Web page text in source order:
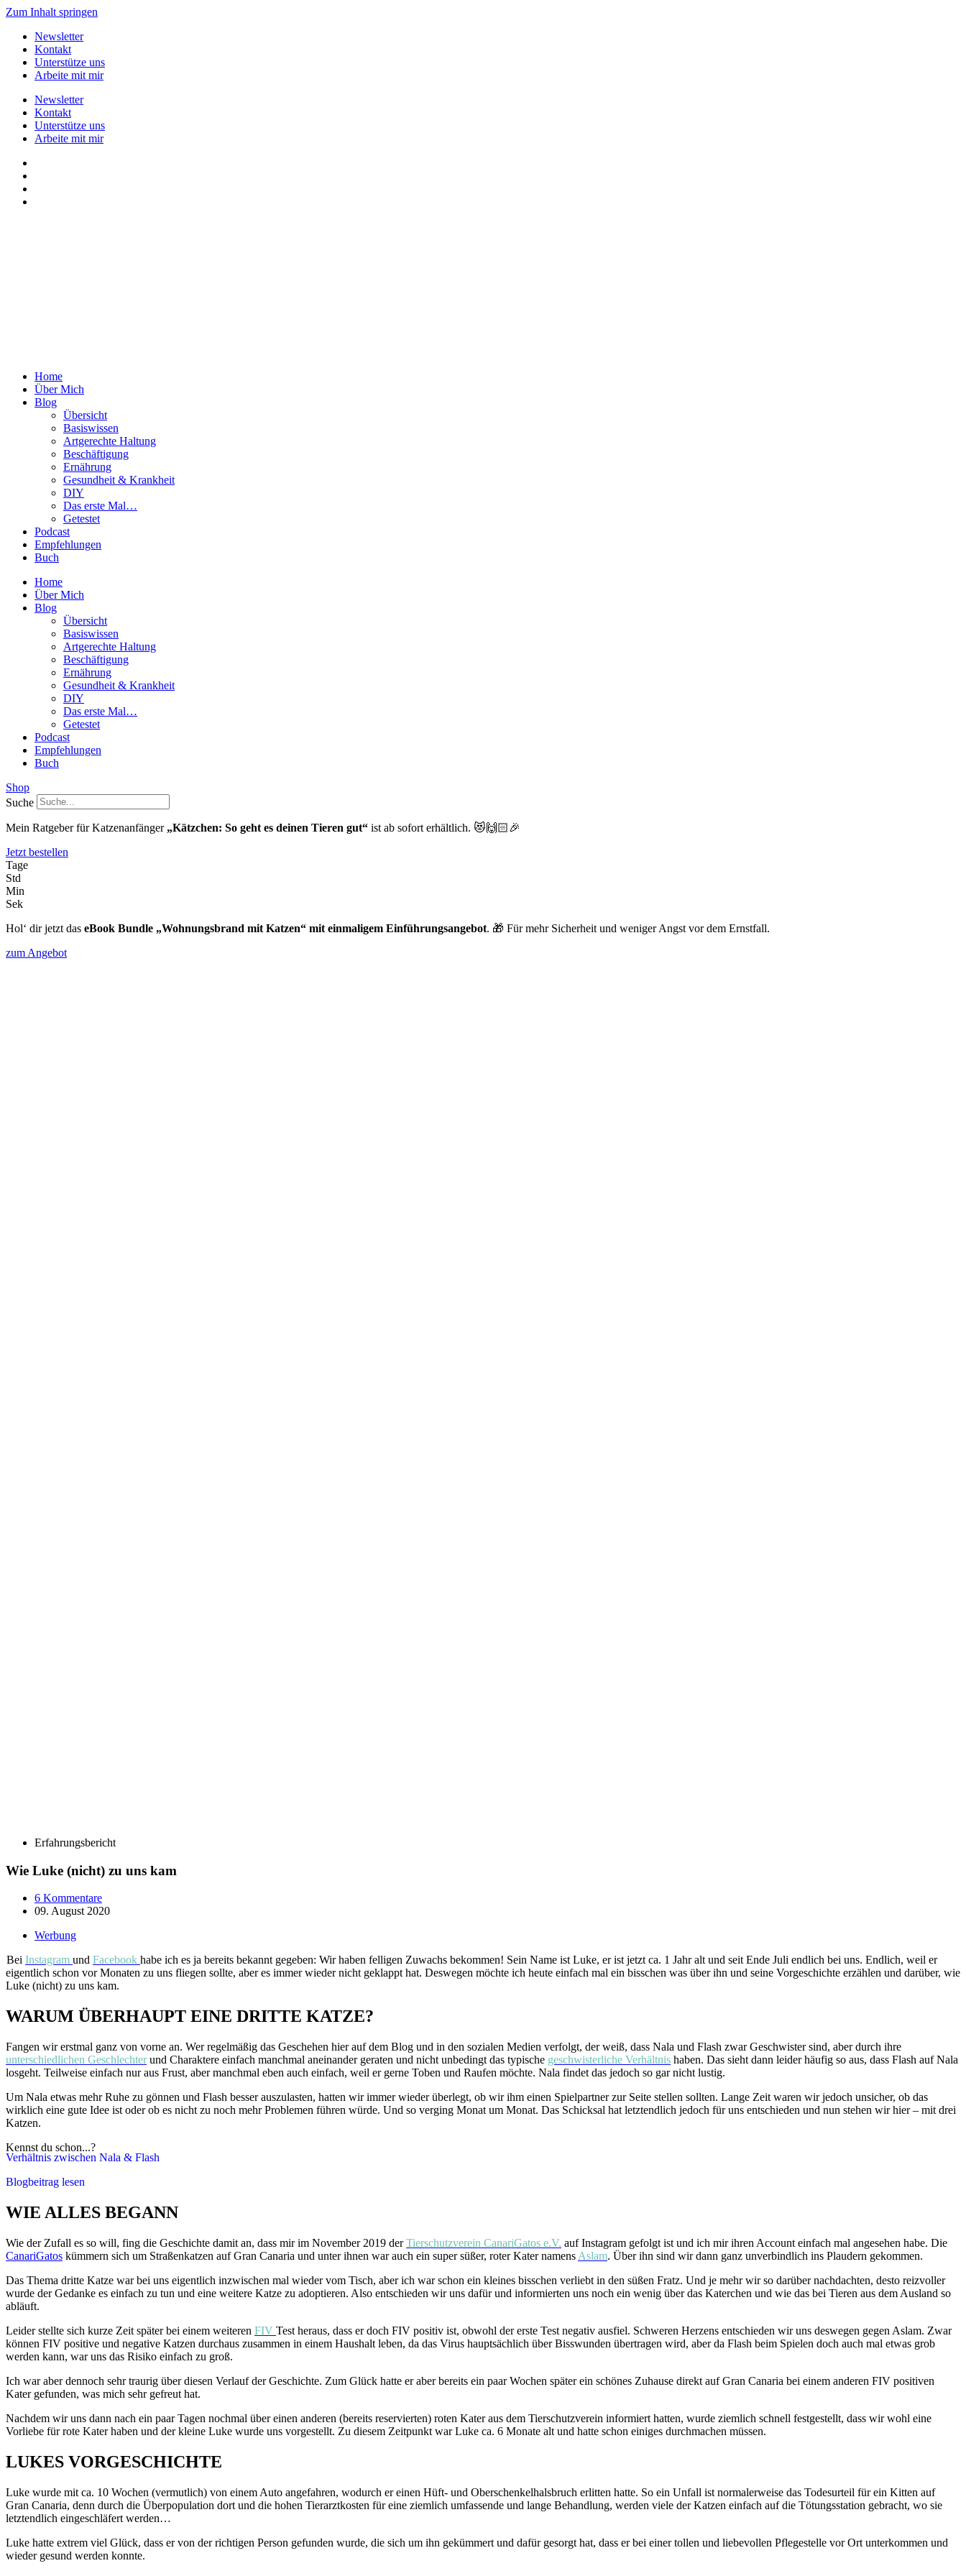
Zum Inhalt springen
Newsletter
Kontakt
Unterstütze uns
Arbeite mit mir
Newsletter
Kontakt
Unterstütze uns
Arbeite mit mir
Home
Über Mich
Blog
Übersicht
Basiswissen
Artgerechte Haltung
Beschäftigung
Ernährung
Gesundheit & Krankheit
DIY
Das erste Mal…
Getestet
Podcast
Empfehlungen
Buch
Home
Über Mich
Blog
Übersicht
Basiswissen
Artgerechte Haltung
Beschäftigung
Ernährung
Gesundheit & Krankheit
DIY
Das erste Mal…
Getestet
Podcast
Empfehlungen
Buch
Shop
Suche
Mein Ratgeber für Katzenanfänger „Kätzchen: So geht es deinen Tieren gut“ ist ab sofort erhältlich. 😻🙌🏻🎉
Jetzt bestellen
Tage
Std
Min
Sek
Hol‘ dir jetzt das eBook Bundle „Wohnungsbrand mit Katzen“ mit einmaligem Einführungsangebot. 🎁 Für mehr Sicherheit und weniger Angst vor dem Ernstfall.
zum Angebot
Erfahrungsbericht
Wie Luke (nicht) zu uns kam
6 Kommentare
09. August 2020
Werbung
Bei Instagram und Facebook habe ich es ja bereits bekannt gegeben: Wir haben felligen Zuwachs bekommen! Sein Name ist Luke, er ist jetzt ca. 1 Jahr alt und seit Ende Juli endlich bei uns. Endlich, weil er
eigentlich schon vor Monaten zu uns fliegen sollte, aber es immer wieder nicht geklappt hat. Deswegen möchte ich heute einfach mal ein bisschen was über ihn und seine Vorgeschichte erzählen und darüber, wie
Luke (nicht) zu uns kam.
WARUM ÜBERHAUPT EINE DRITTE KATZE?
Fangen wir erstmal ganz von vorne an. Wer regelmäßig das Geschehen hier auf dem Blog und in den sozialen Medien verfolgt, der weiß, dass Nala und Flash zwar Geschwister sind, aber durch ihre
unterschiedlichen Geschlechterund Charaktere einfach manchmal aneinander geraten und nicht unbedingt das typische geschwisterliche Verhältnis haben. Das sieht dann leider häufig so aus, dass Flash auf Nala
losgeht. Teilweise einfach nur aus Frust, aber manchmal eben auch einfach, weil er gerne Toben und Raufen möchte. Nala findet das jedoch so gar nicht lustig.
Um Nala etwas mehr Ruhe zu gönnen und Flash besser auszulasten, hatten wir immer wieder überlegt, ob wir ihm einen Spielpartner zur Seite stellen sollten. Lange Zeit waren wir jedoch unsicher, ob das
wirklich eine gute Idee ist oder ob es nicht zu noch mehr Problemen führen würde. Und so verging Monat um Monat. Das Schicksal hat letztendlich jedoch für uns entschieden und nun stehen wir hier – mit drei
Katzen.
Kennst du schon...?
Verhältnis zwischen Nala & Flash
Blogbeitrag lesen
WIE ALLES BEGANN
Wie der Zufall es so will, fing die Geschichte damit an, dass mir im November 2019 derTierschutzverein CanariGatos e.V. auf Instagram gefolgt ist und ich mir ihren Account einfach mal angesehen habe. Die
CanariGatos kümmern sich um Straßenkatzen auf Gran Canaria und unter ihnen war auch ein super süßer, roter Kater namens Aslam. Über ihn sind wir dann ganz unverbindlich ins Plaudern gekommen.
Das Thema dritte Katze war bei uns eigentlich inzwischen mal wieder vom Tisch, aber ich war schon ein kleines bisschen verliebt in den süßen Fratz. Und je mehr wir so darüber nachdachten, desto reizvoller
wurde der Gedanke es einfach zu tun und eine weitere Katze zu adoptieren. Also entschieden wir uns dafür und informierten uns noch ein wenig über das Katerchen und wie das bei Tieren aus dem Ausland so
abläuft.
Leider stellte sich kurze Zeit später bei einem weiteren FIV Test heraus, dass er doch FIV positiv ist, obwohl der erste Test negativ ausfiel. Schweren Herzens entschieden wir uns deswegen gegen Aslam. Zwar
können FIV positive und negative Katzen durchaus zusammen in einem Haushalt leben, da das Virus hauptsächlich über Bisswunden übertragen wird, aber da Flash beim Spielen doch auch mal etwas grob
werden kann, war uns das Risiko einfach zu groß.
Ich war aber dennoch sehr traurig über diesen Verlauf der Geschichte. Zum Glück hatte er aber bereits ein paar Wochen später ein schönes Zuhause direkt auf Gran Canaria bei einem anderen FIV positiven
Kater gefunden, was mich sehr gefreut hat.
Nachdem wir uns dann nach ein paar Tagen nochmal über einen anderen (bereits reservierten) roten Kater aus dem Tierschutzverein informiert hatten, wurde ziemlich schnell festgestellt, dass wir wohl eine
Vorliebe für rote Kater haben und der kleine Luke wurde uns vorgestellt. Zu diesem Zeitpunkt war Luke ca. 6 Monate alt und hatte schon einiges durchmachen müssen.
LUKES VORGESCHICHTE
Luke wurde mit ca. 10 Wochen (vermutlich) von einem Auto angefahren, wodurch er einen Hüft- und Oberschenkelhalsbruch erlitten hatte. So ein Unfall ist normalerweise das Todesurteil für ein Kitten auf
Gran Canaria, denn durch die Überpopulation dort und die hohen Tierarztkosten für eine ziemlich umfassende und lange Behandlung, werden viele der Katzen einfach auf die Tötungsstation gebracht, wo sie
letztendlich eingeschläfert werden…
Luke hatte extrem viel Glück, dass er von der richtigen Person gefunden wurde, die sich um ihn gekümmert und dafür gesorgt hat, dass er bei einer tollen und liebevollen Pflegestelle vor Ort unterkommen und
wieder gesund werden konnte.